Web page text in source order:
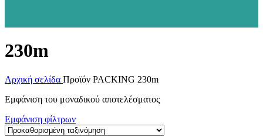
230m
Αρχική σελίδα Προϊόν PACKING 230m
Εμφάνιση του μοναδικού αποτελέσματος
Εμφάνιση φίλτρων